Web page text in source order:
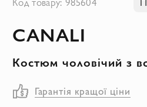
початку
зображень
CANALI
Костюм чоловічий з
Гарантія кращої ціни